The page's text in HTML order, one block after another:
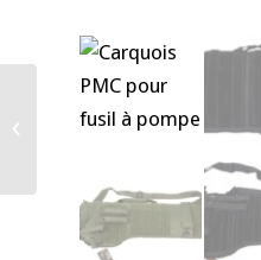
Carquois PMC pour fusil